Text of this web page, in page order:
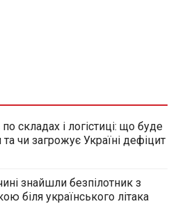
по складах і логістиці: що буде
та чи загрожує Україні дефіцит
знайшли безпілотник з
біля українського літака